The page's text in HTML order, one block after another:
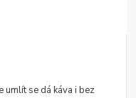
umlít se dá káva i bez